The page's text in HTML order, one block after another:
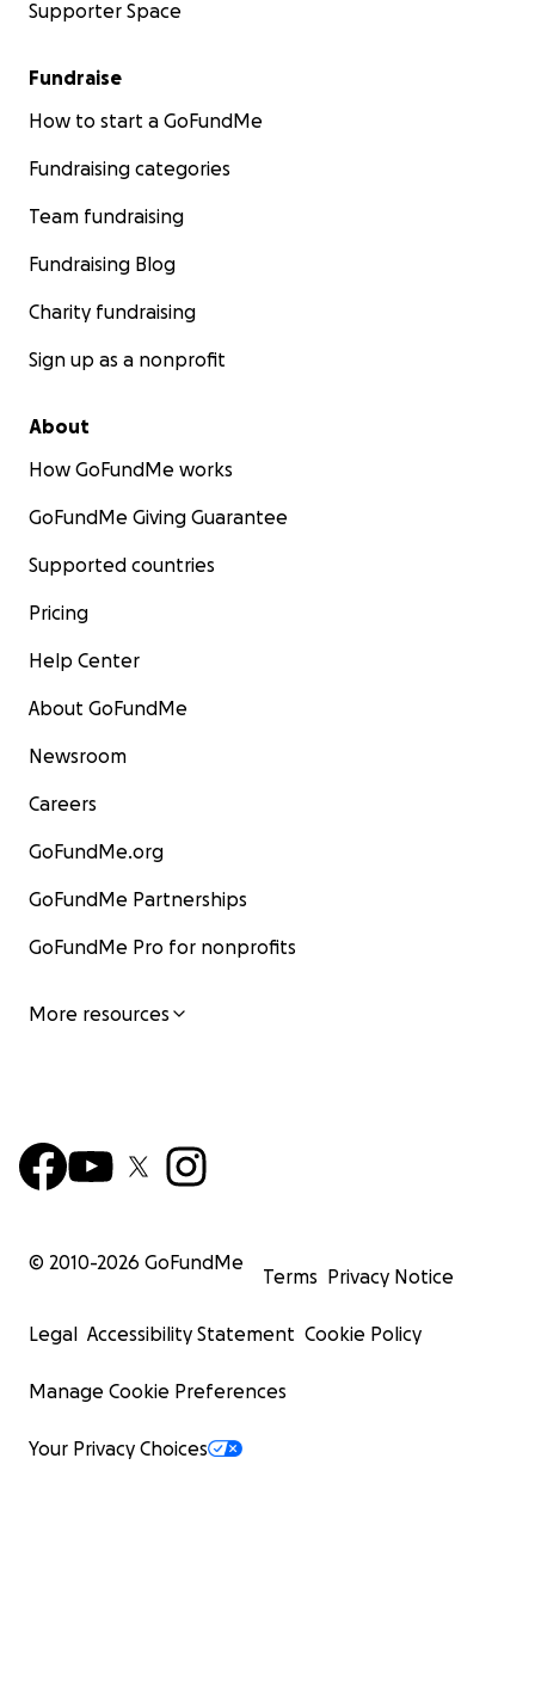
Supporter Space
Fundraise
How to start a GoFundMe
Fundraising categories
Team fundraising
Fundraising Blog
Charity fundraising
Sign up as a nonprofit
About
How GoFundMe works
GoFundMe Giving Guarantee
Supported countries
Pricing
Help Center
About GoFundMe
Newsroom
Careers
GoFundMe.org
GoFundMe Partnerships
GoFundMe Pro for nonprofits
More resources
© 2010-2026 GoFundMe
Terms Privacy Notice
Legal Accessibility Statement Cookie Policy
Manage Cookie Preferences
Your Privacy Choices